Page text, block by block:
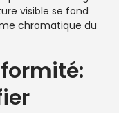
visible se fond
chromatique du